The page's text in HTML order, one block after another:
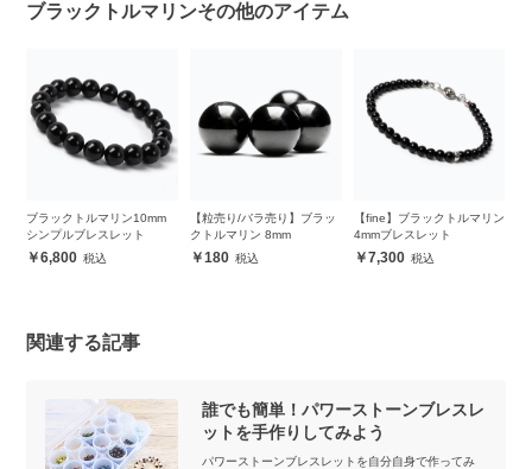
ブラックトルマリンその他のアイテム
ブラックトルマリン10mm
シンプルブレスレット
6,800
【粒売り/バラ売り】ブラッ
クトルマリン 8mm
180
【fine】ブラックトルマリン
4mmブレスレット
7,300
関連する記事
誰でも簡単！パワーストーンブレスレ
ットを手作りしてみよう
パワーストーンブレスレットを自分自身で作ってみ